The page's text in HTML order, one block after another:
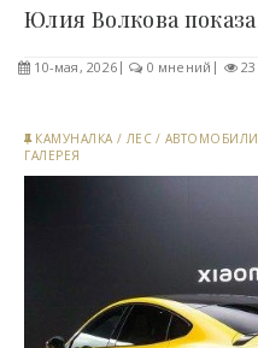
10-мая, 2026 0 мнений 23
КАМУНАЛКА / ЛЕС / АВТОМОБИЛИ
ГАЛЕРЕЯ